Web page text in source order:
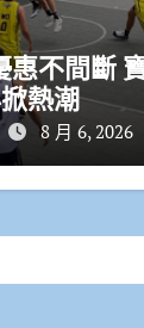
惠不間斷
熱潮
8 月 6, 2026